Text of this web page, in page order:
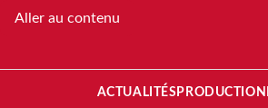
Aller au contenu
ACTUALITÉS PRODUCTION